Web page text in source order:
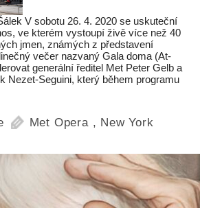
V sobotu 26. 4. 2020 se uskuteční
ve kterém vystoupí živě více než 40
jmen, známých z představení
večer nazvaný Gala doma (At-
generální ředitel Met Peter Gelb a
Nezet-Seguini, který během programu
Met Opera, New York